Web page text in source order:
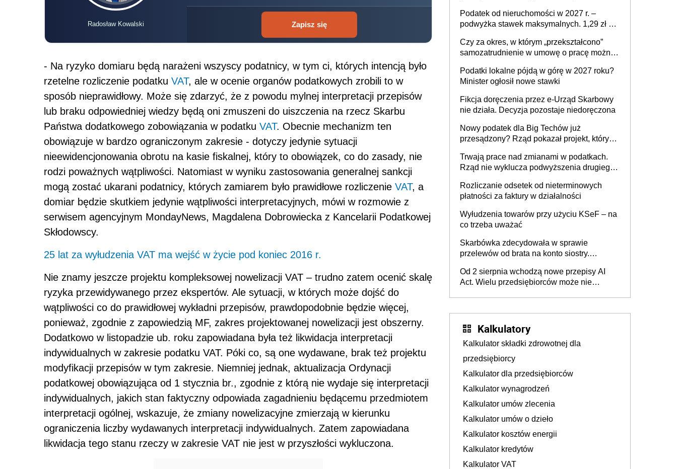
Radosław Kowalski Zapisz się
- Na ryzyko domiaru będą narażeni wszyscy podatnicy, w tym ci, których intencją było
rzetelne rozliczenie podatku VAT, ale w ocenie organów podatkowych zrobili to w
sposób nieprawidłowy. Może się zdarzyć, że z powodu mylnej interpretacji przepisów
lub braku odpowiedniej wiedzy będą oni zmuszeni do uiszczenia na rzecz Skarbu
Państwa dodatkowego zobowiązania w podatku VAT. Obecnie mechanizm ten
obowiązuje w bardzo ograniczonym zakresie - dotyczy jedynie sytuacji
nieewidencjonowania obrotu na kasie fiskalnej, który to obowiązek, co do zasady, nie
rodzi poważnych wątpliwości. Natomiast w wyniku zastosowania generalnej sankcji
mogą zostać ukarani podatnicy, których zamiarem było prawidłowe rozliczenie VAT, a
domiar będzie skutkiem jedynie wątpliwości interpretacyjnych, mówi w rozmowie z
serwisem agencyjnym MondayNews, Magdalena Dobrowiecka z Kancelarii Podatkowej
Skłodowscy.
25 lat za wyłudzenia VAT ma wejść w życie pod koniec 2016 r.
Nie znamy jeszcze projektu kompleksowej nowelizacji VAT – trudno zatem ocenić skalę
ryzyka przewidywanego przez ekspertów. Ale sytuacji, w których może dojść do
wątpliwości co do prawidłowej wykładni przepisów, prawdopodobnie będzie więcej,
ponieważ, zgodnie z zapowiedzią MF, zakres projektowanej nowelizacji jest obszerny.
Dodatkowo w listopadzie ub. roku zapowiadana była też likwidacja interpretacji
indywidualnych w zakresie podatku VAT. Póki co, są one wydawane, brak też projektu
modyfikacji przepisów w tym zakresie. Niemniej jednak, aktualizacja Ordynacji
podatkowej obowiązująca od 1 stycznia br., zgodnie z którą nie wydaje się interpretacji
indywidualnych, jakich stan faktyczny odpowiada zagadnieniu będącemu przedmiotem
interpretacji ogólnej, wskazuje, że zmiany nowelizacyjne zmierzają w kierunku
ograniczenia liczby wydawanych interpretacji indywidualnych. Zatem zapowiadana
likwidacja tego stanu rzeczy w zakresie VAT nie jest w przyszłości wykluczona.
Podatek od nieruchomości w 2027 r. –
podwyżka stawek maksymalnych. 1,29 zł za
budynków i lokali związanych z
prowadzeniem działalności gospodarczej
Czy za okres, w którym „przekształcono”
samozatrudnienie w umowę o pracę można
umowy cywilnoprawnej jedynym
racjonalnym wyjściem
Podatki lokalne pójdą w górę w 2027 roku?
Minister ogłosił nowe stawki
Fikcja doręczenia przez e-Urząd Skarbowy
nie działa. Decyzja pozostaje niedoręczona
Nowy podatek dla Big Techów już
przesądzony? Rząd pokazał projekt, który
Trwają prace nad zmianami w podatkach.
Rząd nie wyklucza podwyższenia drugiego
Rozliczanie odsetek od nieterminowych
płatności za faktury w działalności
Wyłudzenia towarów przy użyciu KSeF – na
co trzeba uważać
Skarbówka zdecydowała w sprawie
przelewów od brata na konto siostry.
darowizna, ale podatku jednak nie będzie
Od 2 sierpnia wchodzą nowe przepisy AI
Act. Wielu przedsiębiorców może nie
Kalkulatory
Kalkulator składki zdrowotnej dla
przedsiębiorcy
Kalkulator dla przedsiębiorców
Kalkulator wynagrodzeń
Kalkulator umów zlecenia
Kalkulator umów o dzieło
Kalkulator kosztów energii
Kalkulator kredytów
Kalkulator VAT